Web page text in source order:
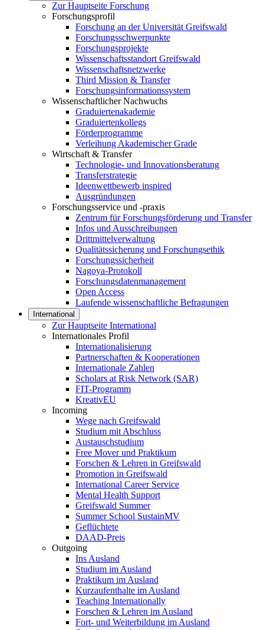
Zur Hauptseite Forschung
Forschungsprofil
Forschung an der Universität Greifswald
Forschungsschwerpunkte
Forschungsprojekte
Wissenschaftsstandort Greifswald
Wissenschaftsnetzwerke
Third Mission & Transfer
Forschungsinformationssystem
Wissenschaftlicher Nachwuchs
Graduiertenakademie
Graduiertenkollegs
Förderprogramme
Verleihung Akademischer Grade
Wirtschaft & Transfer
Technologie- und Innovationsberatung
Transferstrategie
Ideenwettbewerb inspired
Ausgründungen
Forschungsservice und -praxis
Zentrum für Forschungsförderung und Transfer
Infos und Ausschreibungen
Drittmittelverwaltung
Qualitätssicherung und Forschungsethik
Forschungssicherheit
Nagoya-Protokoll
Forschungsdatenmanagement
Open Access
Laufende wissenschaftliche Befragungen
International
Zur Hauptseite International
Internationales Profil
Internationalisierung
Partnerschaften & Kooperationen
Internationale Zahlen
Scholars at Risk Network (SAR)
FIT-Programm
KreativEU
Incoming
Wege nach Greifswald
Studium mit Abschluss
Austauschstudium
Free Mover und Praktikum
Forschen & Lehren in Greifswald
Promotion in Greifswald
International Career Service
Mental Health Support
Greifswald Summer
Summer School SustainMV
Geflüchtete
DAAD-Preis
Outgoing
Ins Ausland
Studium im Ausland
Praktikum im Ausland
Kurzaufenthalte im Ausland
Teaching Internationally
Forschen & Lehren im Ausland
Fort- und Weiterbildung im Ausland